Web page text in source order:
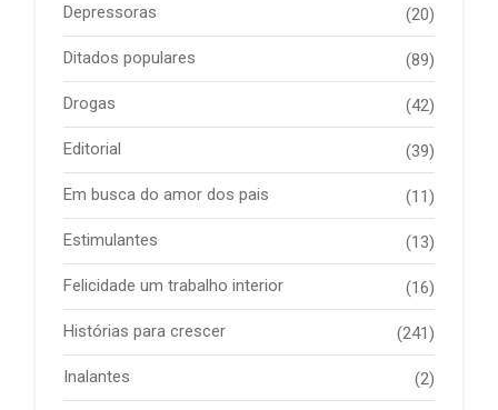
Depressoras (20)
Ditados populares (89)
Drogas (42)
Editorial (39)
Em busca do amor dos pais (11)
Estimulantes (13)
Felicidade um trabalho interior (16)
Histórias para crescer (241)
Inalantes (2)